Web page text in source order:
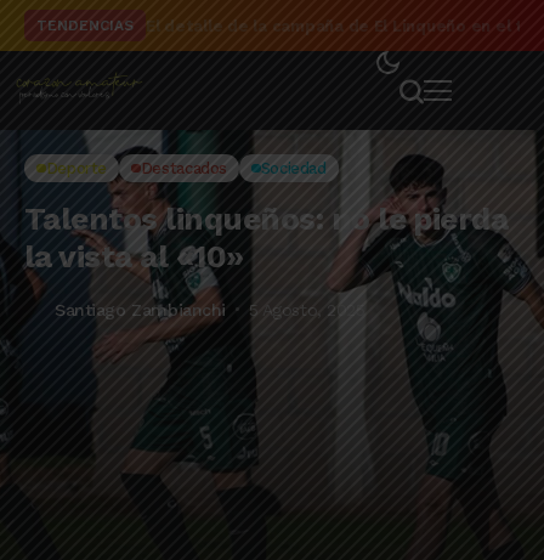
TENDENCIAS El detalle de la campaña de El Linqueño en el
Deporte Destacados Sociedad
Talentos linqueños: no le pierda
la vista al «10»
Santiago Zambianchi 5 Agosto, 2025